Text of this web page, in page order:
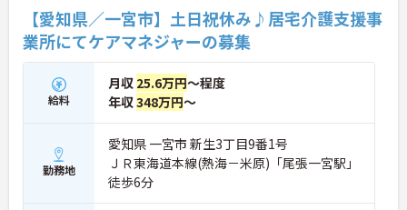
【愛知県／一宮市】土日祝休み♪居宅介護支援事
業所にてケアマネジャーの募集
給料
月収 25.6万円～程度
年収348万円～
勤務地
愛知県 一宮市 新生3丁目9番1号
ＪＲ東海道本線(熱海－米原)「尾張一宮駅」
徒歩6分